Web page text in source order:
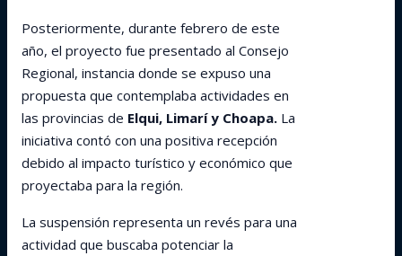
Posteriormente, durante febrero de este
año, el proyecto fue presentado al Consejo
Regional, instancia donde se expuso una
propuesta que contemplaba actividades en
las provincias de Elqui, Limarí y Choapa. La
iniciativa contó con una positiva recepción
debido al impacto turístico y económico que
proyectaba para la región.
La suspensión representa un revés para una
actividad que buscaba potenciar la